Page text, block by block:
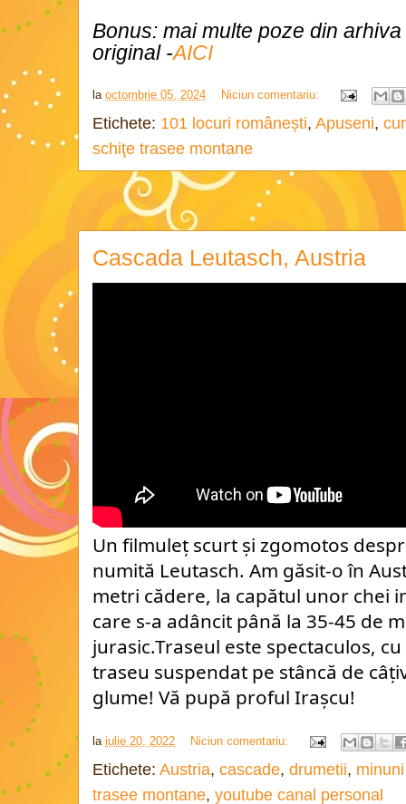
Bonus: mai multe poze din
original -AICI
la octombrie 05, 2024 Niciun comentariu:
Etichete: 101 locuri românești, Apuseni,
schiţe trasee montane
Cascada Leutasch, Austria
Un filmuleț scurt și zgomotos
numită Leutasch. Am găsit-o în
metri cădere, la capătul unor chei
care s-a adâncit până la 35-45 de
jurasic.Traseul este spectaculos,
traseu suspendat pe stâncă de
glume! Vă pupă proful Irașcu!
la iulie 20, 2022 Niciun comentariu:
Etichete: Austria, cascade, drumetii,
trasee montane, youtube canal personal